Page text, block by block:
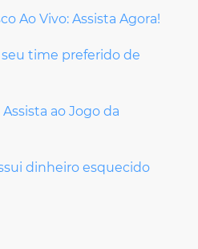
Ao Vivo: Assista Agora!
time preferido de
ao Jogo da
dinheiro esquecido